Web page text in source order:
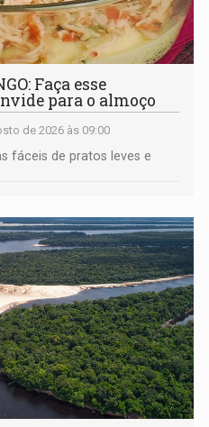
Faça esse
para o almoço
de 2026 às 09:00
fáceis de pratos leves e